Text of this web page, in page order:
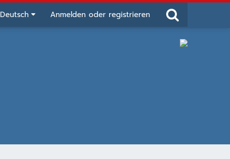
Deutsch Anmelden oder registrieren